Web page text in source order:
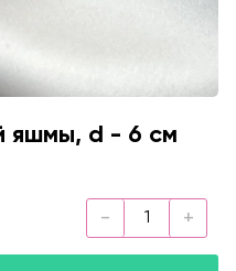
яшмы, d - 6 см